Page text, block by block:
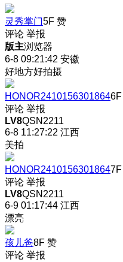
灵秀掌门5F 赞
评论 举报
版主浏览器
6-8 09:21:42 安徽
好地方好拍摄
HONOR24101563018646F
评论 举报
LV8QSN2211
6-8 11:27:22 江西
美拍
HONOR24101563018647F
评论 举报
LV8QSN2211
6-9 01:17:44 江西
漂亮
孩儿爸8F 赞
评论 举报